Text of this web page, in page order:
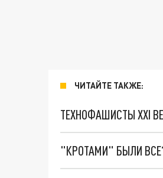
ЧИТАЙТЕ ТАКЖЕ:
ТЕХНОФАШИСТЫ XXI
"КРОТАМИ" БЫЛИ